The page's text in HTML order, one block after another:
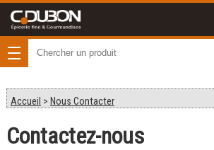
Accueil > Nous Contacter
Contactez-nous